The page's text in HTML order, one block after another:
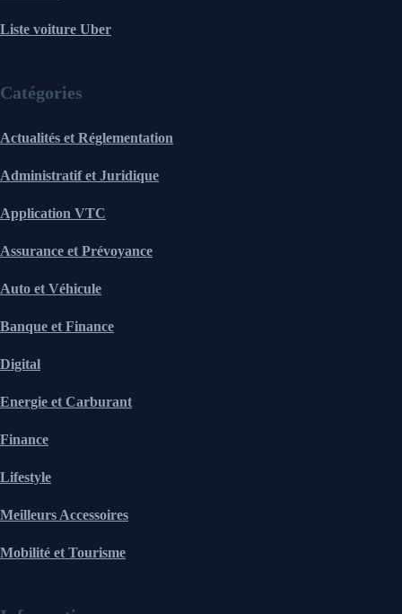
Liste voiture Uber
Catégories
Actualités et Réglementation
Administratif et Juridique
Application VTC
Assurance et Prévoyance
Auto et Véhicule
Banque et Finance
Digital
Energie et Carburant
Finance
Lifestyle
Meilleurs Accessoires
Mobilité et Tourisme